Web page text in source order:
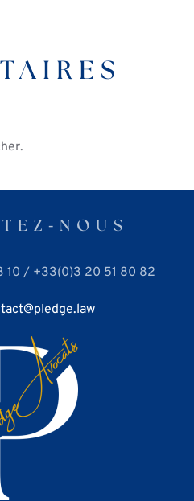
10 / +33(0)3 20 51 80 82
pledge.law